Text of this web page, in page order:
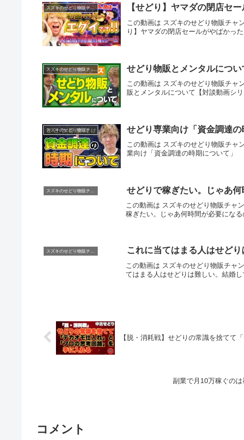
スズキのせどり物販チャンネル 【せどり】ヤマダの閉店セ
この動画は スズキのせどり物販チャ
り】ヤマダの閉店セールがやばかった
スズキのせどり物販チャンネル せどり物販とメンタルについ
この動画は スズキのせどり物販チャ
販とメンタルについて【対談動画シリ
スズキのせどり物販チャンネル せどり専業向け「資金調達の
この動画は スズキのせどり物販チャ
業向け「資金調達の時期について」
スズキのせどり物販チャンネル せどりで稼ぎたい。じゃあ
この動画は スズキのせどり物販チャ
稼ぎたい。じゃあ何時間が必要になる
これに当てはまる人はせど
この動画は スズキのせどり物販チャ
てはまる人はせどりは難しい。結婚
【脱・消耗戦】せどりの常識を捨てて
副業で月10万稼ぐのは
コメント